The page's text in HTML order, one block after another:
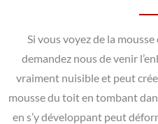
Si vous voyez de la
demandez nous de venir
vraiment nuisible et peut
mousse du toit en tombant
en s’y développant peut